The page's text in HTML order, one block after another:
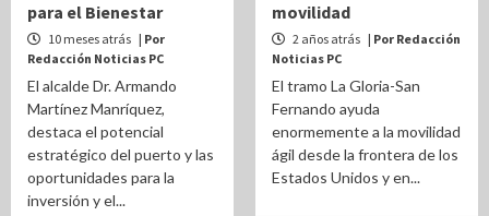
para el Bienestar
10 meses atrás | Por
Redacción Noticias PC
El alcalde Dr. Armando
Martínez Manríquez,
destaca el potencial
estratégico del puerto y las
oportunidades para la
inversión y el...
movilidad
2 años atrás | Por Redacción
Noticias PC
El tramo La Gloria-San
Fernando ayuda
enormemente a la movilidad
ágil desde la frontera de los
Estados Unidos y en...